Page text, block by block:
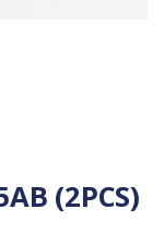
(2PCS)